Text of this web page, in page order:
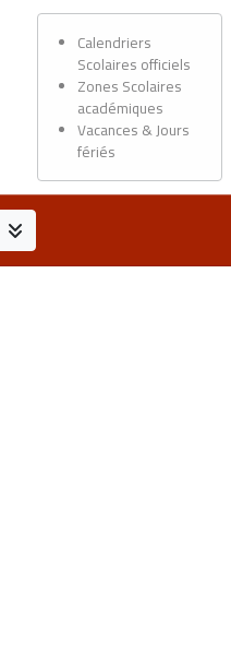
Calendriers
Scolaires officiels
Zones Scolaires
académiques
Vacances & Jours
fériés